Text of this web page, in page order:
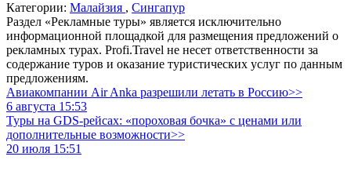
Категории: Малайзия , Сингапур
Раздел «Рекламные туры» является исключительно
информационной площадкой для размещения предложений о
рекламных турах. Profi.Travel не несет ответственности за
содержание туров и оказание туристических услуг по данным
предложениям.
Авиакомпании Air Anka разрешили летать в Россию>>
6 августа 15:53
Туры на GDS-рейсах: «пороховая бочка» с ценами или
дополнительные возможности>>
20 июля 15:51